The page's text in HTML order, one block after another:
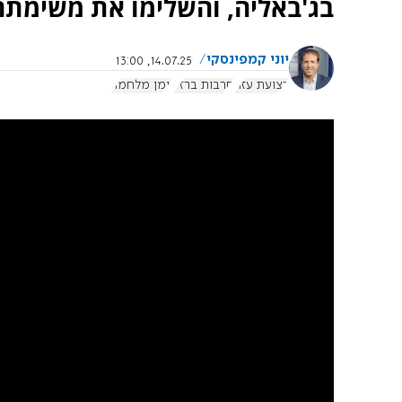
בג'באליה, והשלימו את
יוני קמפינסקי
14.07.25, 13:00
רצועת עזה
חרבות ברזל יומן מלחמה